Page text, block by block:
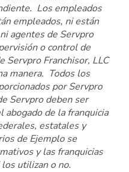
Los empleados
empleados, ni están
agentes de Servpro
o control de
Servpro Franchisor, LLC
manera. Todos los
por Servpro
Servpro deben ser
abogado de la franquicia
estatales y
de Ejemplo se
y las franquicias
utilizan o no.